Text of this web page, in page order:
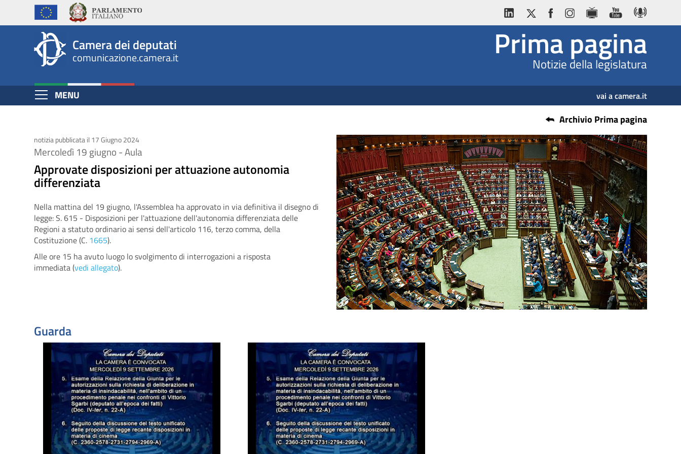
principale
Approvate
disposizioni
attuazione
autonomia
differenziata
Camera dei deputati
comunicazione.camera.it Prima pagina
Notizie della legislatura
MENU
Espandi vai a camera.it
Contenuto Archivio Prima pagina
notizia pubblicata il 17 Giugno 2024
Mercoledì 19 giugno - Aula
Approvate disposizioni per attuazione autonomia
differenziata
Nella mattina del 19 giugno, l'Assemblea ha approvato in via definitiva il disegno di
legge: S. 615 - Disposizioni per l'attuazione dell'autonomia differenziata delle
Regioni a statuto ordinario ai sensi dell'articolo 116, terzo comma, della
Costituzione (C. 1665).
Alle ore 15 ha avuto luogo lo svolgimento di interrogazioni a risposta
immediata (vedi allegato).
Guarda